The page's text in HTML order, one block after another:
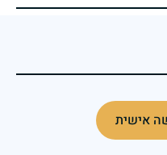
אישית